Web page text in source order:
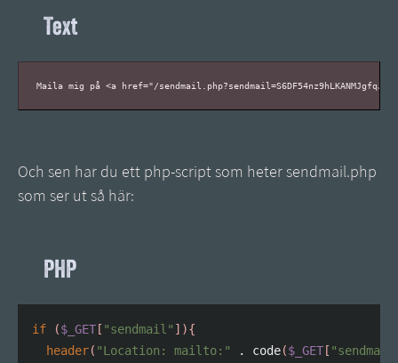
Text
Och sen har du ett php-script som heter sendmail.php
som ser ut så här:
PHP
if ($_GET[ "sendmail" ] ){
header( "Location: mailto:" . code($_GET[